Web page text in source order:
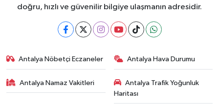
doğru, hızlı ve güvenilir bilgiye ulaşmanın adresidir.
Antalya Nöbetçi Eczaneler Antalya Hava Durumu
Antalya Namaz Vakitleri
Antalya Trafik Yoğunluk
Haritası